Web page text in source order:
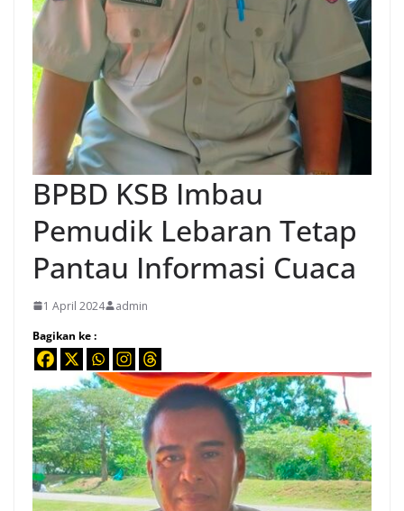
BPBD KSB Imbau
Pemudik Lebaran Tetap
Pantau Informasi Cuaca
1 April 2024
admin
Bagikan ke :